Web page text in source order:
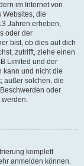
im Internet von
Websites, die
Jahren erheben,
oder der
bist, ob dies auf dich
zutrifft, ziehe einen
Limited und der
kann und nicht die
außer solchen, die
oder
werden.
komplett
anmelden können.